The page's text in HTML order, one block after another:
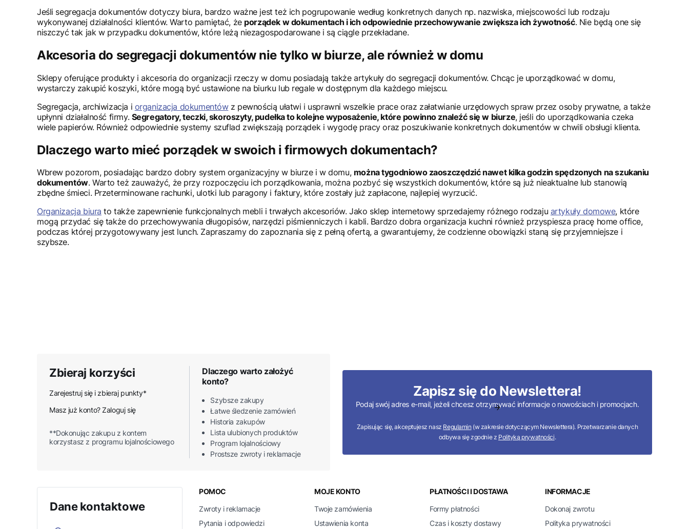
Jeśli segregacja dokumentów dotyczy biura, bardzo ważne jest też ich pogrupowanie według konkretnych danych np. nazwiska, miejscowości lub rodzaju
wykonywanej działalności klientów. Warto pamiętać, że porządek w dokumentach i ich odpowiednie przechowywanie zwiększa ich żywotność. Nie będą one się
niszczyć tak jak w przypadku dokumentów, które leżą niezagospodarowane i są ciągle przekładane.
Akcesoria do segregacji dokumentów nie tylko w biurze, ale również w domu
Sklepy oferujące produkty i akcesoria do organizacji rzeczy w domu posiadają także artykuły do segregacji dokumentów. Chcąc je uporządkować w domu,
wystarczy zakupić koszyki, które mogą być ustawione na biurku lub regale w dostępnym dla każdego miejscu.
Segregacja, archiwizacja i organizacja dokumentówz pewnością ułatwi i usprawni wszelkie prace oraz załatwianie urzędowych spraw przez osoby prywatne, a także
upłynni działalność firmy. Segregatory, teczki, skoroszyty, pudełka to kolejne wyposażenie, które powinno znaleźć się w biurze, jeśli do uporządkowania czeka
wiele papierów. Również odpowiednie systemy szuflad zwiększają porządek i wygodę pracy oraz poszukiwanie konkretnych dokumentów w chwili obsługi klienta.
Dlaczego warto mieć porządek w swoich i firmowych dokumentach?
Wbrew pozorom, posiadając bardzo dobry system organizacyjny w biurze i w domu, można tygodniowo zaoszczędzić nawet kilka godzin spędzonych na szukaniu
dokumentów. Warto też zauważyć, że przy rozpoczęciu ich porządkowania, można pozbyć się wszystkich dokumentów, które są już nieaktualne lub stanowią
zbędne śmieci. Przeterminowane rachunki, ulotki lub paragony i faktury, które zostały już zapłacone, najlepiej wyrzucić.
Organizacja biura to także zapewnienie funkcjonalnych mebli i trwałych akcesoriów. Jako sklep internetowy sprzedajemy różnego rodzaju artykuły domowe, które
mogą przydać się także do przechowywania długopisów, narzędzi piśmienniczych i kabli. Bardzo dobra organizacja kuchni również przyspiesza pracę home office,
podczas której przygotowywany jest lunch. Zapraszamy do zapoznania się z pełną ofertą, a gwarantujemy, że codzienne obowiązki staną się przyjemniejsze i
szybsze.
Zbieraj korzyści
Zarejestruj się i zbieraj punkty*
Masz już konto? Zaloguj się
**Dokonując zakupu z kontem
korzystasz z programu lojalnościowego
Dlaczego warto założyć
konto?
Szybsze zakupy
Łatwe śledzenie zamówień
Historia zakupów
Lista ulubionych produktów
Program lojalnościowy
Prostsze zwroty i reklamacje
Zapisz się do Newslettera!
Podaj swój adres e-mail, jeżeli chcesz otrzymywać informacje o nowościach i promocjach.
Zapisując się, akceptujesz nasz Regulamin (w zakresie dotyczącym Newslettera). Przetwarzanie danych
odbywa się zgodnie z Polityką prywatności.
Dane kontaktowe
Linki w stopce
POMOC
Zwroty i reklamacje
Pytania i odpowiedzi
MOJE KONTO
Twoje zamówienia
Ustawienia konta
PŁATNOŚCI I DOSTAWA
Formy płatności
Czas i koszty dostawy
INFORMACJE
Dokonaj zwrotu
Polityka prywatności